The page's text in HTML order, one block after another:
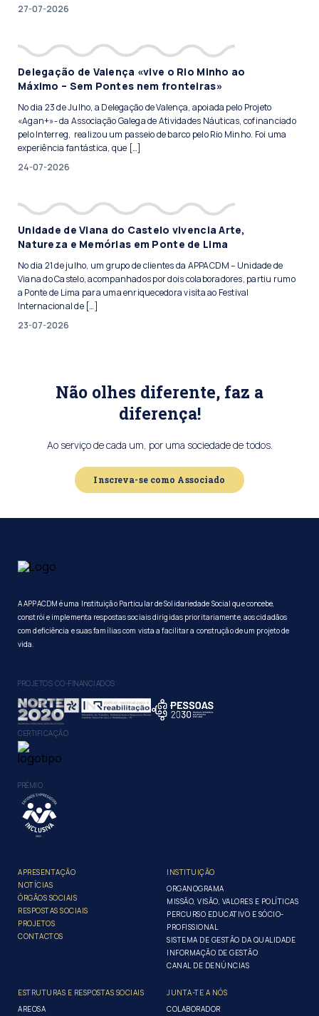
27-07-2026
Delegação de Valença «vive o Rio Minho ao
Máximo – Sem Pontes nem fronteiras»
No dia 23 de Julho, a Delegação de Valença, apoiada pelo Projeto
«Agan+»- da Associação Galega de Atividades Náuticas, cofinanciado
pelo Interreg, realizou um passeio de barco pelo Rio Minho. Foi uma
experiência fantástica, que […]
24-07-2026
Unidade de Viana do Castelo vivencia Arte,
Natureza e Memórias em Ponte de Lima
No dia 21 de julho, um grupo de clientes da APPACDM – Unidade de
Viana do Castelo, acompanhados por dois colaboradores, partiu rumo
a Ponte de Lima para uma enriquecedora visita ao Festival
Internacional de […]
23-07-2026
Não olhes diferente, faz a
diferença!
Ao serviço de cada um, por uma sociedade de todos.
Inscreva-se como Associado
A APPACDM é uma Instituição Particular de Solidariedade Social que concebe,
constrói e implementa respostas sociais dirigidas prioritariamente, aos cidadãos
com deficiência e suas famílias com vista a facilitar a construção de um projeto de
vida.
PROJETOS CO-FINANCIADOS
CERTIFICAÇÃO
PRÉMIO
APRESENTAÇÃO
NOTÍCIAS
ÓRGÃOS SOCIAIS
RESPOSTAS SOCIAIS
PROJETOS
CONTACTOS
INSTITUIÇÃO
ORGANOGRAMA
MISSÃO, VISÃO, VALORES E POLÍTICAS
PERCURSO EDUCATIVO E SÓCIO-
PROFISSIONAL
SISTEMA DE GESTÃO DA QUALIDADE
INFORMAÇÃO DE GESTÃO
CANAL DE DENÚNCIAS
ESTRUTURAS E RESPOSTAS SOCIAIS
AREOSA
JUNTA-TE A NÓS
COLABORADOR